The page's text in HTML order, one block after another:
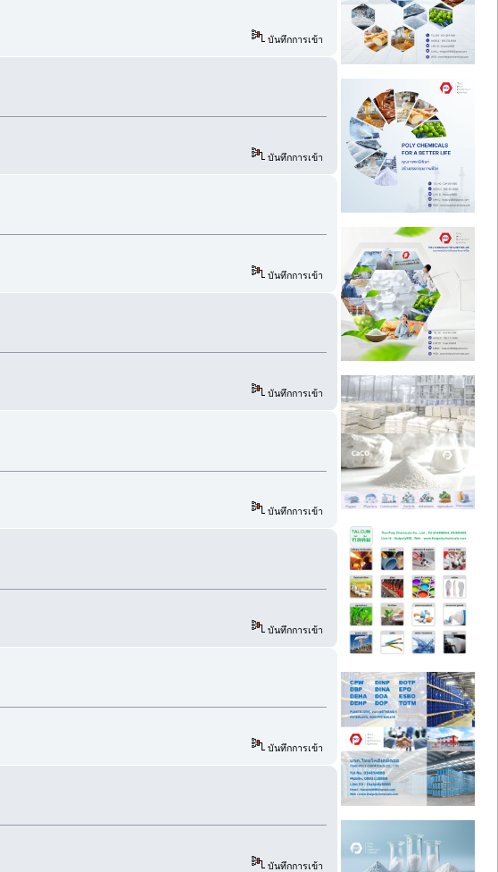
บันทึกการเข้า
บันทึกการเข้า
บันทึกการเข้า
บันทึกการเข้า
บันทึกการเข้า
บันทึกการเข้า
บันทึกการเข้า
บันทึกการเข้า